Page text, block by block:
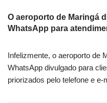
O aeroporto de Maringá
WhatsApp para
Infelizmente, o aeroporto de
WhatsApp divulgado para
priorizados pelo telefone e e-